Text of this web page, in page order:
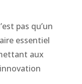
pas qu’un
essentiel
aux